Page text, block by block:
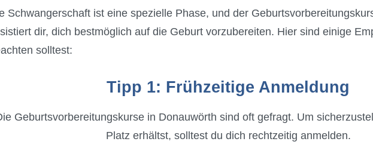
Schwangerschaft ist eine spezielle Phase, und der
dir, dich bestmöglich auf die Geburt vorzubereiten. Hier sind einige
solltest:
Tipp 1: Frühzeitige Anmeldung
Geburtsvorbereitungskurse in Donauwörth sind oft gefragt. Um
Platz erhältst, solltest du dich rechtzeitig anmelden.